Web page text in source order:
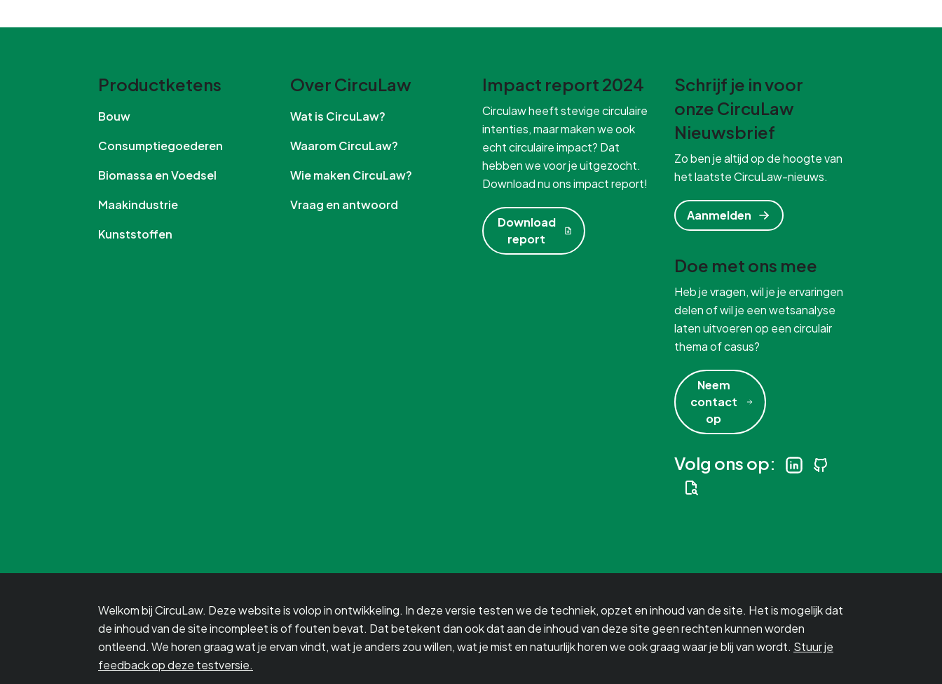
Productketens
Bouw
Consumptiegoederen
Biomassa en Voedsel
Maakindustrie
Kunststoffen
Over CircuLaw
Wat is CircuLaw?
Waarom CircuLaw?
Wie maken CircuLaw?
Vraag en antwoord
Impact report 2024
Circulaw heeft stevige circulaire
intenties, maar maken we ook
echt circulaire impact? Dat
hebben we voor je uitgezocht.
Download nu ons impact report!
Download
report
Schrijf je in voor
onze CircuLaw
Nieuwsbrief
Zo ben je altijd op de hoogte van
het laatste CircuLaw-nieuws.
Aanmelden
Doe met ons mee
Heb je vragen, wil je je ervaringen
delen of wil je een wetsanalyse
laten uitvoeren op een circulair
thema of casus?
Neem
contact
op
Volg ons op:
Welkom bij CircuLaw. Deze website is volop in ontwikkeling. In deze versie testen we de techniek, opzet en inhoud van de site. Het is mogelijk dat
de inhoud van de site incompleet is of fouten bevat. Dat betekent dan ook dat aan de inhoud van deze site geen rechten kunnen worden
ontleend. We horen graag wat je ervan vindt, wat je anders zou willen, wat je mist en natuurlijk horen we ook graag waar je blij van wordt. Stuur je
feedback op deze testversie.